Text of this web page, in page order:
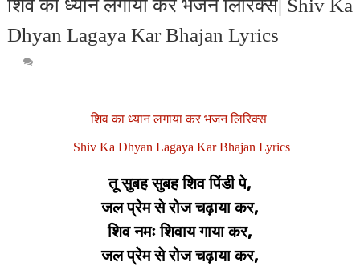
शिव का ध्यान लगाया कर भजन लिरिक्स| Shiv Ka
Dhyan Lagaya Kar Bhajan Lyrics
शिव का ध्यान लगाया कर भजन लिरिक्स|
Shiv Ka Dhyan Lagaya Kar Bhajan Lyrics
तू सुबह सुबह शिव पिंडी पे,
जल प्रेम से रोज चढ़ाया कर,
शिव नमः शिवाय गाया कर,
जल प्रेम से रोज चढ़ाया कर,